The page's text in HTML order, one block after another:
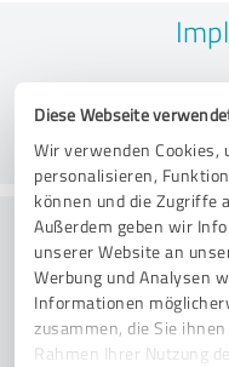
Diese Webseite
Wir verwenden Cookies,
personalisieren,
können und die Zugriffe
Außerdem geben wir
unserer Website an
Werbung und Analysen
Informationen
zusammen, die Sie
Rahmen Ihrer Nutzung